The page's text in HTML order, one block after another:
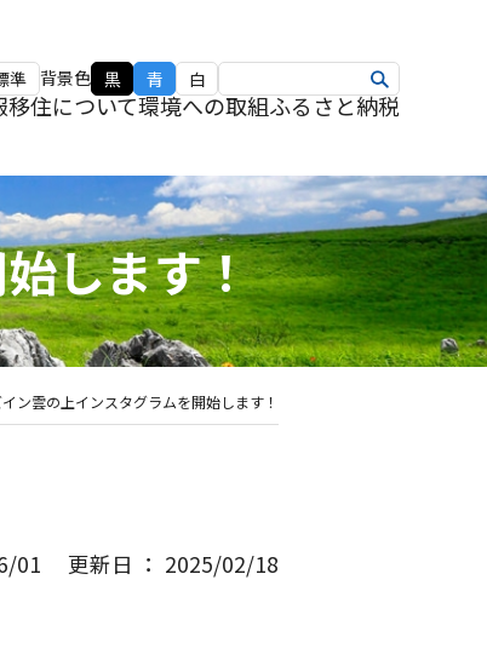
準 背景色 黒 青 白
移住について環境への取組ふるさと納税
します！
ン雲の上インスタグラムを開始します！
01 更新日 ： 2025/02/18